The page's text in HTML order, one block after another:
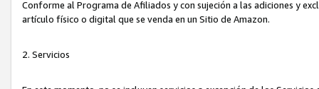
Conforme al Programa de Afiliados y con sujeción a las adiciones y
artículo físico o digital que se venda en un Sitio de Amazon.
2. Servicios